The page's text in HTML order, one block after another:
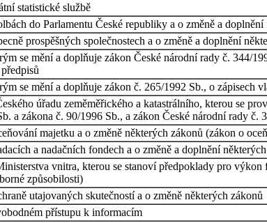
statistické službě
do Parlamentu České republiky a o změně a
prospěšných společnostech a o změně a doplnění
se mění a doplňuje zákon České národní rady č. 344/
se mění a doplňuje zákon č. 265/1992 Sb., o zápisech
úřadu zeměměřického a katastrálního, kterou se
a zákona č. 90/1996 Sb., a zákon České národní rady
majetku a o změně některých zákonů (zákon o
a nadačních fondech a o změně a doplnění
vnitra, kterou se stanoví předpoklady pro
způsobilosti)
utajovaných skutečností a o změně některých zákonů
přístupu k informacím